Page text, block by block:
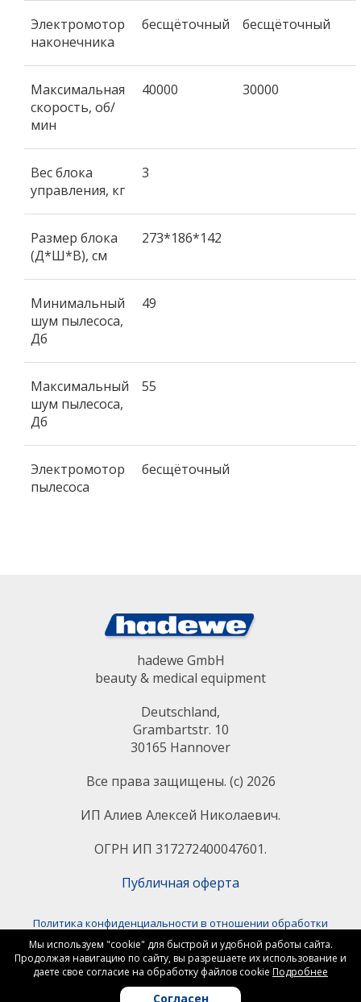
Электромотор
наконечника
бесщёточный бесщёточный
Максимальная
скорость, об/
мин
40000 30000
Вес блока
управления, кг
3
Размер блока
(Д*Ш*В), см
273*186*142
Минимальный
шум пылесоса,
Дб
49
Максимальный
шум пылесоса,
Дб
55
Электромотор
пылесоса
бесщёточный
hadewe GmbH
beauty & medical equipment
Deutschland,
Grambartstr. 10
30165 Hannover
Все права защищены. (с) 2026
ИП Алиев Алексей Николаевич.
ОГРН ИП 317272400047601.
Публичная оферта
Политика конфиденциальности в отношении обработки
персональных данных
Согласие на обработку персональных данных
Политика конфиденциальности в отношении обработки файлов
«сookie»
Мы используем "cookie" для быстрой и удобной работы сайта.
Продолжая навигацию по сайту, вы разрешаете их использование и
даете свое согласие на обработку файлов cookiе Подробнее
Согласен